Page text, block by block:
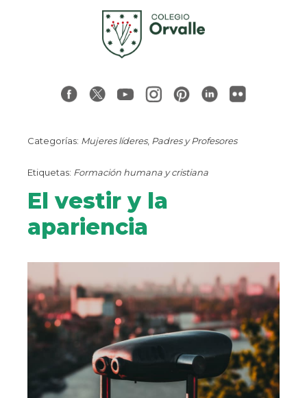
Categorías: Mujeres líderes, Padres y Profesores
Etiquetas: Formación humana y cristiana
El vestir y la
apariencia